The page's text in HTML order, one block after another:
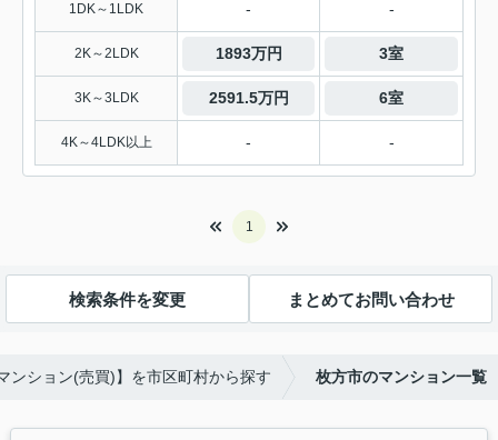
1DK～1LDK - -
2K～2LDK 1893万円 3室
3K～3LDK 2591.5万円 6室
4K～4LDK以上 - -
1
検索条件を変更 まとめてお問い合わせ
ンション(売買)】を市区町村から探す 枚方市のマンション一覧